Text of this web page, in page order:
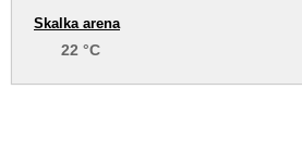
Skalka arena
22 °C